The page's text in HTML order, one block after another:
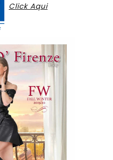
Click Aqui